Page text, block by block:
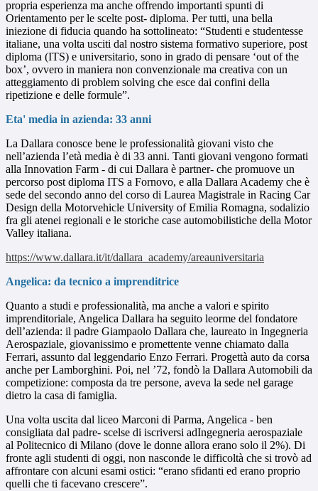
propria esperienza ma anche offrendo importanti spunti di
Orientamento per le scelte post- diploma. Per tutti, una bella
iniezione di fiducia quando ha sottolineato: “Studenti e studentesse
italiane, una volta usciti dal nostro sistema formativo superiore, post
diploma (ITS) e universitario, sono in grado di pensare ‘out of the
box’, ovvero in maniera non convenzionale ma creativa con un
atteggiamento di problem solving che esce dai confini della
ripetizione e delle formule”.
Eta' media in azienda: 33 anni
La Dallara conosce bene le professionalità giovani visto che
nell’azienda l’età media è di 33 anni. Tanti giovani vengono formati
alla Innovation Farm - di cui Dallara è partner- che promuove un
percorso post diploma ITS a Fornovo, e alla Dallara Academy che è
sede del secondo anno del corso di Laurea Magistrale in Racing Car
Design della Motorvehicle University of Emilia Romagna, sodalizio
fra gli atenei regionali e le storiche case automobilistiche della Motor
Valley italiana.
https://www.dallara.it/it/dallara_academy/areauniversitaria
Angelica: da tecnico a imprenditrice
Quanto a studi e professionalità, ma anche a valori e spirito
imprenditoriale, Angelica Dallara ha seguito leorme del fondatore
dell’azienda: il padre Giampaolo Dallara che, laureato in Ingegneria
Aerospaziale, giovanissimo e promettente venne chiamato dalla
Ferrari, assunto dal leggendario Enzo Ferrari. Progettà auto da corsa
anche per Lamborghini. Poi, nel ’72, fondò la Dallara Automobili da
competizione: composta da tre persone, aveva la sede nel garage
dietro la casa di famiglia.
Una volta uscita dal liceo Marconi di Parma, Angelica - ben
consigliata dal padre- scelse di iscriversi adIngegneria aerospaziale
al Politecnico di Milano (dove le donne allora erano solo il 2%). Di
fronte agli studenti di oggi, non nasconde le difficoltà che si trovò ad
affrontare con alcuni esami ostici: “erano sfidanti ed erano proprio
quelli che ti facevano crescere”.